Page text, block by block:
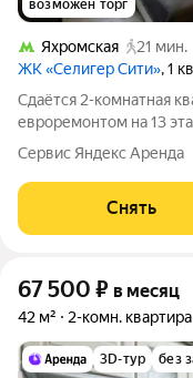
возможен торг
Яхромская
21 мин.
ЖК «Селигер Сити», 1
Сдаётся 2-комнатная
евроремонтом на 13
месяцев. Из техники есть: Телевизор Духовой
Стиральная машина Холодильник Посудомоечная машина
Сервис Яндекс Аренда
Снять
67 500 ₽ в месяц
42 м² 2-комн. квартира
3D-тур без